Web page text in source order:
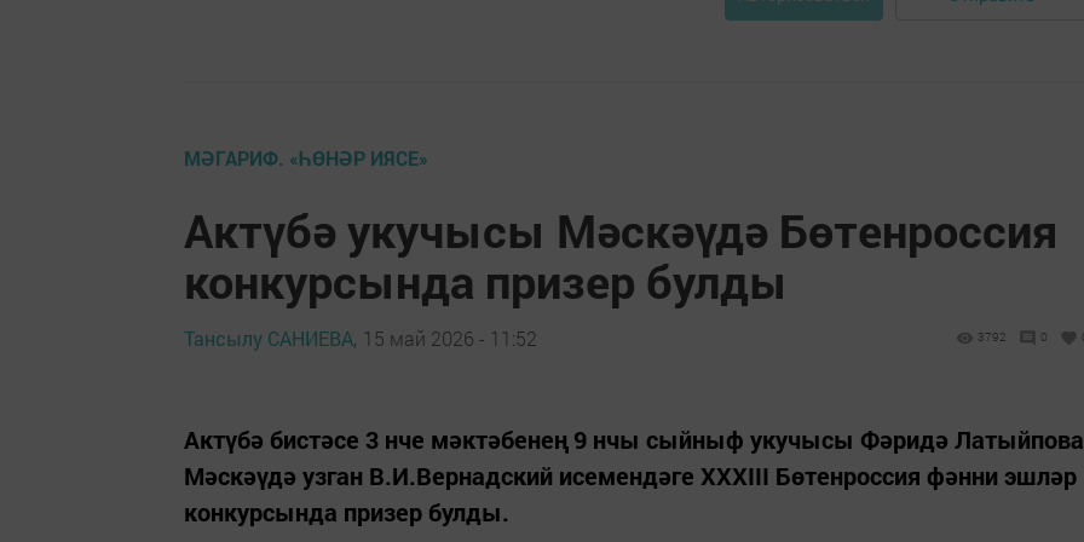
МӘГАРИФ. «ҺӨНӘР ИЯСЕ»
Актүбә укучысы Мәскәүдә Бөтенроссия
конкурсында призер булды
Тансылу САНИЕВА, 15 май 2026 - 11:52 3792 0
Актүбә бистәсе 3 нче мәктәбенең 9 нчы сыйныф укучысы Фәридә Латыйпова
Мәскәүдә узган В.И.Вернадский исемендәге XXXIII Бөтенроссия фәнни эшләр
конкурсында призер булды.